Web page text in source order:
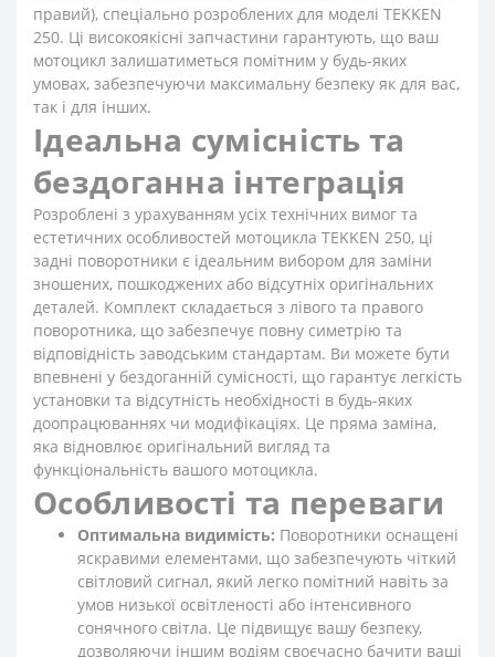
правий), спеціально розроблених для моделі TEKKEN
250. Ці високоякісні запчастини гарантують, що ваш
мотоцикл залишатиметься помітним у будь-яких
умовах, забезпечуючи максимальну безпеку як для вас,
так і для інших.
Ідеальна сумісність та
бездоганна інтеграція
Розроблені з урахуванням усіх технічних вимог та
естетичних особливостей мотоцикла TEKKEN 250, ці
задні поворотники є ідеальним вибором для заміни
зношених, пошкоджених або відсутніх оригінальних
деталей. Комплект складається з лівого та правого
поворотника, що забезпечує повну симетрію та
відповідність заводським стандартам. Ви можете бути
впевнені у бездоганній сумісності, що гарантує легкість
установки та відсутність необхідності в будь-яких
доопрацюваннях чи модифікаціях. Це пряма заміна,
яка відновлює оригінальний вигляд та
функціональність вашого мотоцикла.
Особливості та переваги
Оптимальна видимість: Поворотники оснащені
яскравими елементами, що забезпечують чіткий
світловий сигнал, який легко помітний навіть за
умов низької освітленості або інтенсивного
сонячного світла. Це підвищує вашу безпеку,
дозволяючи іншим водіям своєчасно бачити ваші